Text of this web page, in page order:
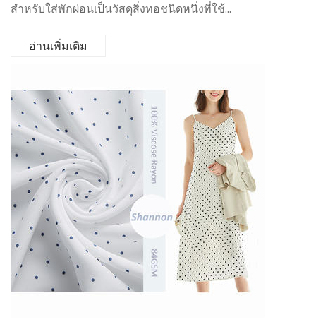
สำหรับใส่พักผ่อนเป็นวัสดุสิ่งทอชนิดหนึ่งที่ใช้...
อ่านเพิ่มเติม